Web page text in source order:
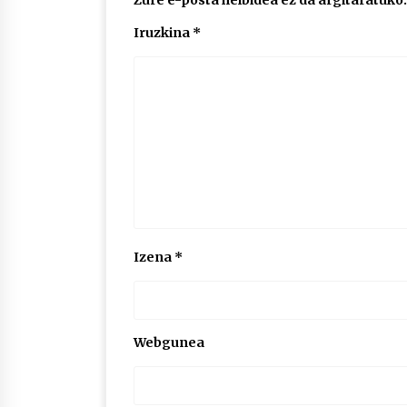
Iruzkina *
Izena *
Webgunea